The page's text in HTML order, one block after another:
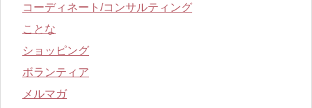
コーディネート/コンサルティング
ことな
ショッピング
ボランティア
メルマガ